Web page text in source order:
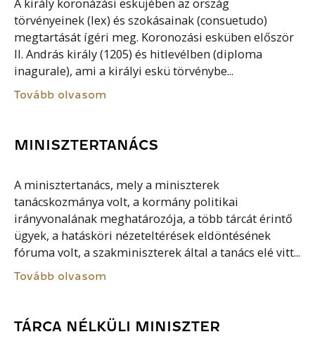
A király koronázási esküjében az ország
törvényeinek (lex) és szokásainak (consuetudo)
megtartását ígéri meg. Koronozási esküben először
II. András király (1205) és hitlevélben (diploma
inagurale), ami a királyi eskü törvénybe...
Tovább olvasom
MINISZTERTANÁCS
A minisztertanács, mely a miniszterek
tanácskozmánya volt, a kormány politikai
irányvonalának meghatározója, a több tárcát érintő
ügyek, a hatásköri nézeteltérések eldöntésének
fóruma volt, a szakminiszterek által a tanács elé vitt...
Tovább olvasom
TÁRCA NÉLKÜLI MINISZTER